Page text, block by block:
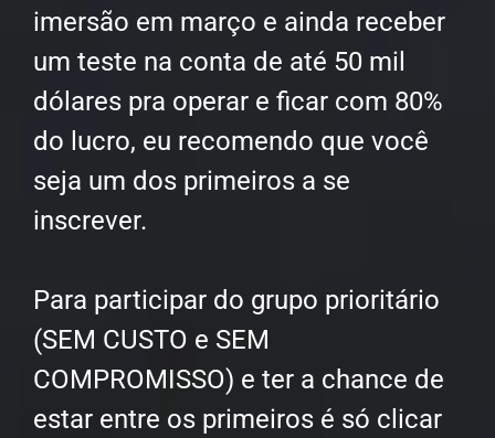
imersão em março e ainda receber
um teste na conta de até 50 mil
dólares pra operar e ficar com 80%
do lucro, eu recomendo que você
seja um dos primeiros a se
inscrever.
Para participar do grupo prioritário
(SEM CUSTO e SEM
COMPROMISSO) e ter a chance de
estar entre os primeiros é só clicar